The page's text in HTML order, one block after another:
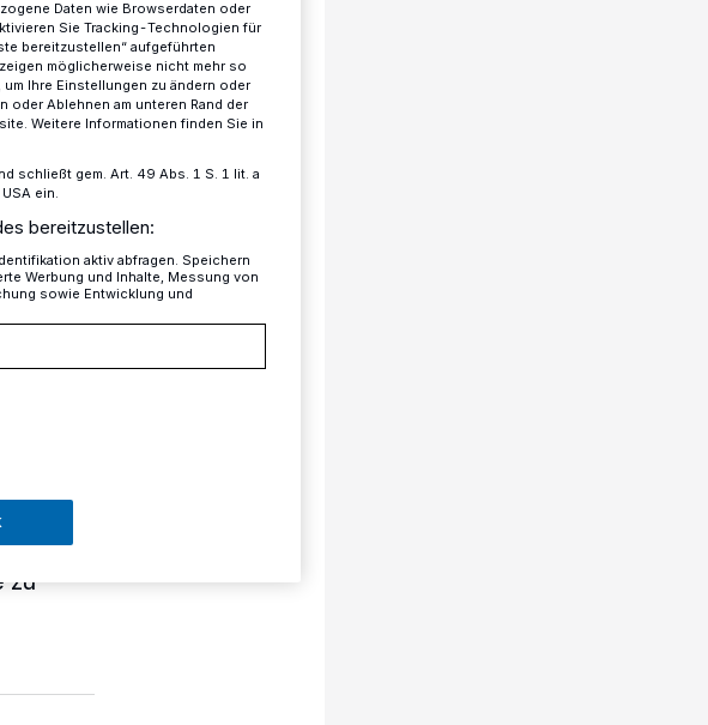
und Demokratie​
und
zu
Daten wie Browserdaten oder
Sie Tracking-Technologien für
bereitzustellen“ aufgeführten
möglicherweise nicht mehr so
Ihre Einstellungen zu ändern oder
oder Ablehnen am unteren Rand der
Weitere Informationen finden Sie in
schließt gem. Art. 49 Abs. 1 S. 1 lit. a
ein.
bereitzustellen:
aktiv abfragen. Speichern
Werbung und Inhalte, Messung von
sowie Entwicklung und